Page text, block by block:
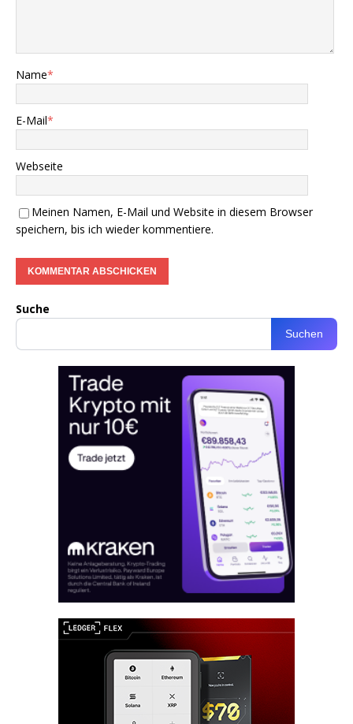
Name*
E-Mail*
Webseite
Meinen Namen, E-Mail und Website in diesem Browser
speichern, bis ich wieder kommentiere.
Suche
Suchen